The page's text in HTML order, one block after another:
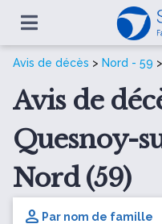
Avis de décès > Nord - 59
Avis de
Quesnoy-
Nord (59)
Par nom de famille